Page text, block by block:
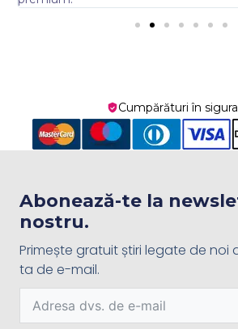
Cumpărături în
Abonează-te la
nostru.
Primește gratuit știri legate de noi
ta de e-mail.